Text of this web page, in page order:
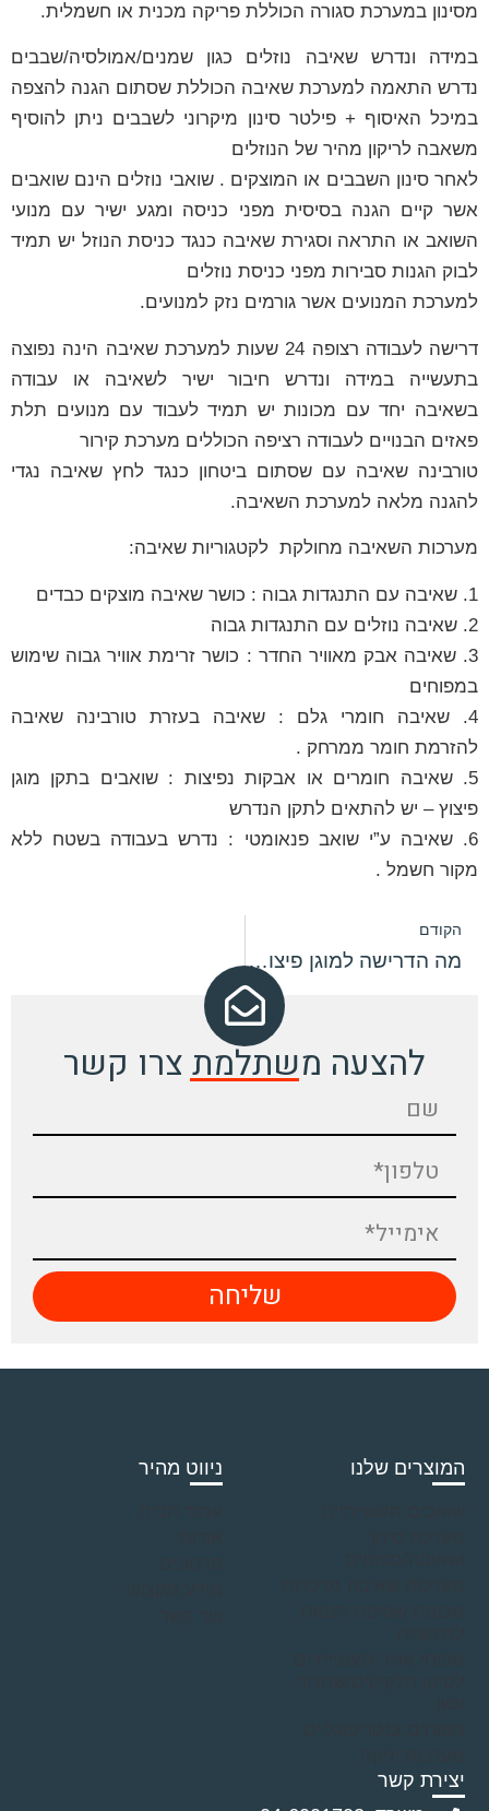
מסינון במערכת סגורה הכוללת פריקה מכנית או חשמלית.
במידה ונדרש שאיבה נוזלים כגון שמנים/אמולסיה/שבבים
נדרש התאמה למערכת שאיבה הכוללת שסתום הגנה להצפה
במיכל האיסוף + פילטר סינון מיקרוני לשבבים ניתן להוסיף
משאבה לריקון מהיר של הנוזלים
לאחר סינון השבבים או המוצקים . שואבי נוזלים הינם שואבים
אשר קיים הגנה בסיסית מפני כניסה ומגע ישיר עם מנועי
השואב או התראה וסגירת שאיבה כנגד כניסת הנוזל יש תמיד
לבוק הגנות סבירות מפני כניסת נוזלים
למערכת המנועים אשר גורמים נזק למנועים.
דרישה לעבודה רצופה 24 שעות למערכת שאיבה הינה נפוצה
בתעשייה במידה ונדרש חיבור ישיר לשאיבה או עבודה
בשאיבה יחד עם מכונות יש תמיד לעבוד עם מנועים תלת
פאזים הבנויים לעבודה רציפה הכוללים מערכת קירור
טורבינה שאיבה עם שסתום ביטחון כנגד לחץ שאיבה נגדי
להגנה מלאה למערכת השאיבה.
מערכות השאיבה מחולקת לקטגוריות שאיבה:
1. שאיבה עם התנגדות גבוה : כושר שאיבה מוצקים כבדים
2. שאיבה נוזלים עם התנגדות גבוה
3. שאיבה אבק מאוויר החדר : כושר זרימת אוויר גבוה שימוש
במפוחים
4. שאיבה חומרי גלם : שאיבה בעזרת טורבינה שאיבה
להזרמת חומר ממרחק .
5. שאיבה חומרים או אבקות נפיצות : שואבים בתקן מוגן
פיצוץ – יש להתאים לתקן הנדרש
6. שאיבה ע”י שואב פנאומטי : נדרש בעבודה בשטח ללא
מקור חשמל .
הקודם
מה הדרישה למוגן פיצוץ כאשר נדרש שואב אבק ?
להצעה משתלמת צרו קשר
שליחה
ניווט מהיר המוצרים שלנו
יצירת קשר